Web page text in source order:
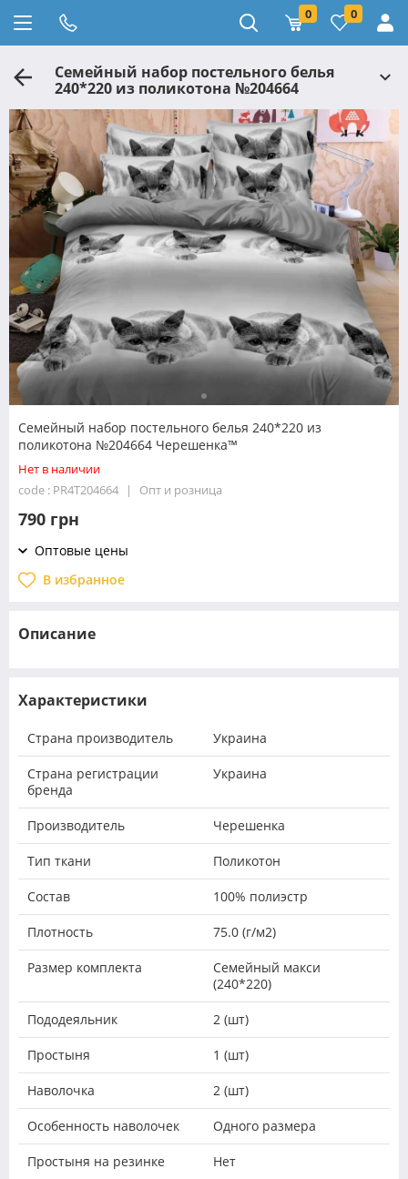
0 0
Семейный набор постельного белья
240*220 из поликотона №204664
Черешенка™
Семейный набор постельного белья 240*220 из
поликотона №204664 Черешенка™
Нет в наличии
code : PR4T204664
Опт и розница
790 грн
Оптовые цены
В избранное
Описание
Характеристики
Страна производитель Украина
Страна регистрации
бренда
Украина
Производитель Черешенка
Тип ткани Поликотон
Состав 100% полиэстр
Плотность 75.0 (г/м2)
Размер комплекта
Семейный макси
(240*220)
Пододеяльник 2 (шт)
Простыня 1 (шт)
Наволочка 2 (шт)
Особенность наволочек Одного размера
Простыня на резинке Нет